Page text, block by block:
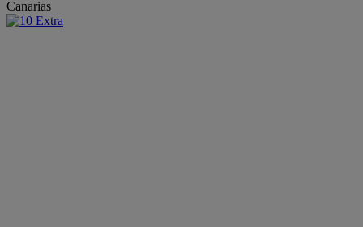
Canarias